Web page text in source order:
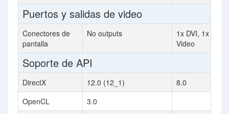
Puertos y salidas de video
Conectores de
pantalla
No outputs
1x DVI, 1x
Video
Soporte de API
DirectX 12.0 (12_1)
8.0
OpenCL
3.0